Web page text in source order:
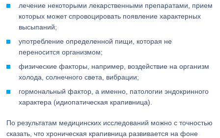
лечение некоторыми лекарственными препаратами, прием
которых может спровоцировать появление характерных
высыпаний;
употребление определенной пищи, которая не
переносится организмом;
физические факторы, например, воздействие на организм
холода, солнечного света, вибрации;
гормональный фактор, а именно, патологии эндокринного
характера (идиопатическая крапивница).
По результатам медицинских исследований можно с точностью
сказать, что хроническая крапивница развивается на фоне